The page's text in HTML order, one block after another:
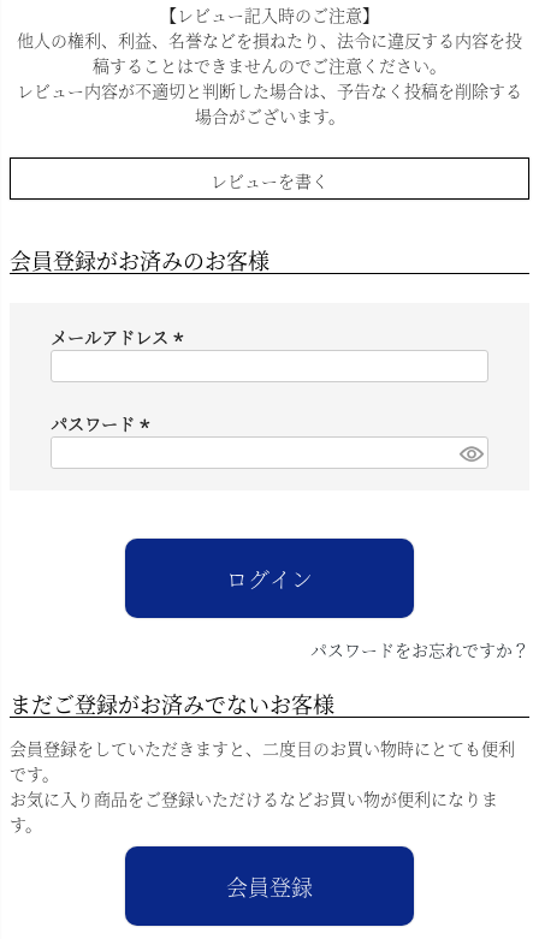
【レビュー記入時のご注意】
他人の権利、利益、名誉などを損ねたり、法令に違反する内容を投
稿することはできませんのでご注意ください。
レビュー内容が不適切と判断した場合は、予告なく投稿を削除する
場合がございます。
レビューを書く
会員登録がお済みのお客様
メールアドレス
)
パスワード
ログイン
パスワードをお忘れですか？
まだご登録がお済みでないお客様
会員登録をしていただきますと、二度目のお買い物時にとても便利
です。
お気に入り商品をご登録いただけるなどお買い物が便利になりま
す。
会員登録